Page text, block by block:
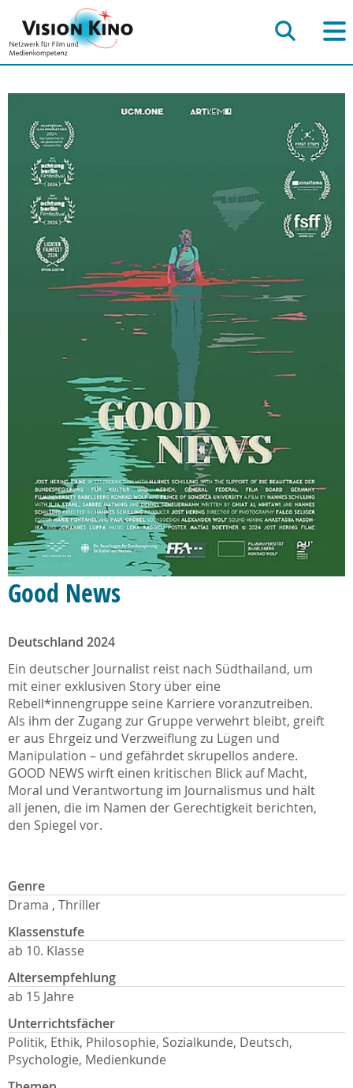
Good News
Deutschland 2024
Ein deutscher Journalist reist nach Südthailand, um
mit einer exklusiven Story über eine
Rebell*innengruppe seine Karriere voranzutreiben.
Als ihm der Zugang zur Gruppe verwehrt bleibt, greift
er aus Ehrgeiz und Verzweiflung zu Lügen und
Manipulation – und gefährdet skrupellos andere.
GOOD NEWS wirft einen kritischen Blick auf Macht,
Moral und Verantwortung im Journalismus und hält
all jenen, die im Namen der Gerechtigkeit berichten,
den Spiegel vor.
Genre
Drama , Thriller
Klassenstufe
ab 10. Klasse
Altersempfehlung
ab 15 Jahre
Unterrichtsfächer
Politik, Ethik, Philosophie, Sozialkunde, Deutsch,
Psychologie, Medienkunde